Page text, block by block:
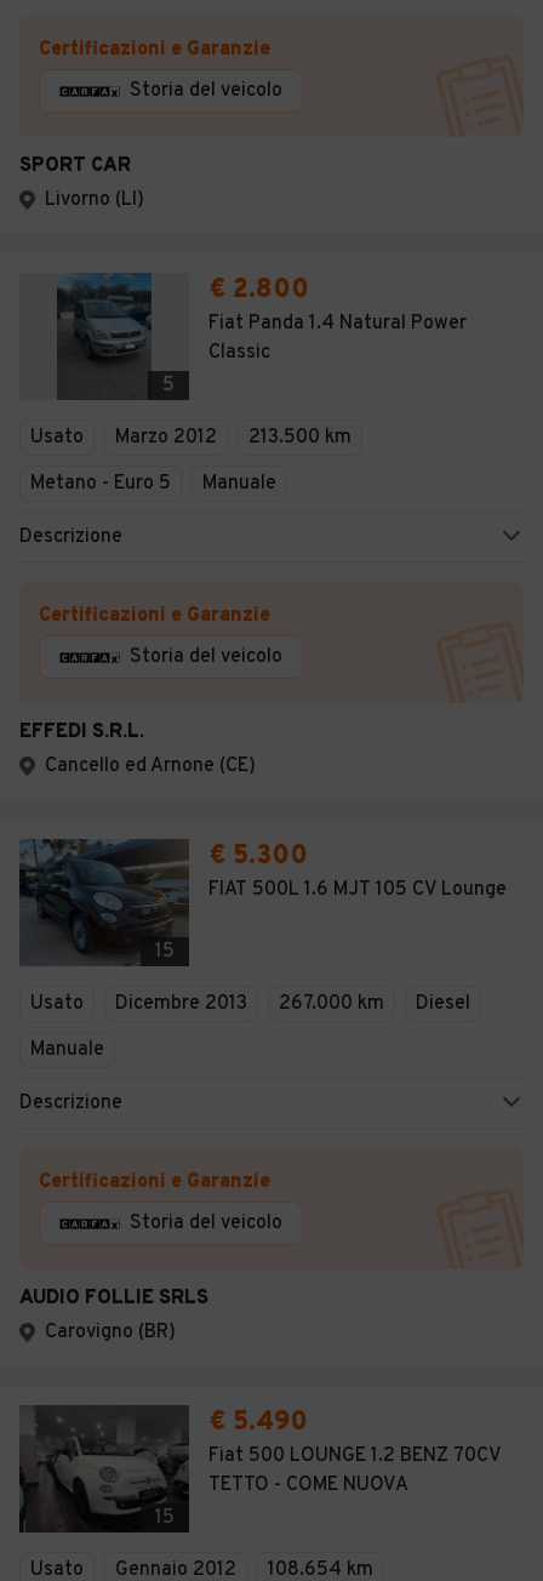
Certificazioni e Garanzie
Storia del veicolo
SPORT CAR
Livorno (LI)
5
€ 2.800
Fiat Panda 1.4 Natural Power
Classic
Usato Marzo 2012
213.500 km
Metano - Euro 5
Manuale
Descrizione
Certificazioni e Garanzie
Storia del veicolo
EFFEDI S.R.L.
Cancello ed Arnone (CE)
15
€ 5.300
FIAT 500L 1.6 MJT 105 CV Lounge
Usato Dicembre 2013 267.000 km
Diesel
Manuale
Descrizione
Certificazioni e Garanzie
Storia del veicolo
AUDIO FOLLIE SRLS
Carovigno (BR)
15
€ 5.490
Fiat 500 LOUNGE 1.2 BENZ 70CV
TETTO - COME NUOVA
Usato Gennaio 2012
108.654 km